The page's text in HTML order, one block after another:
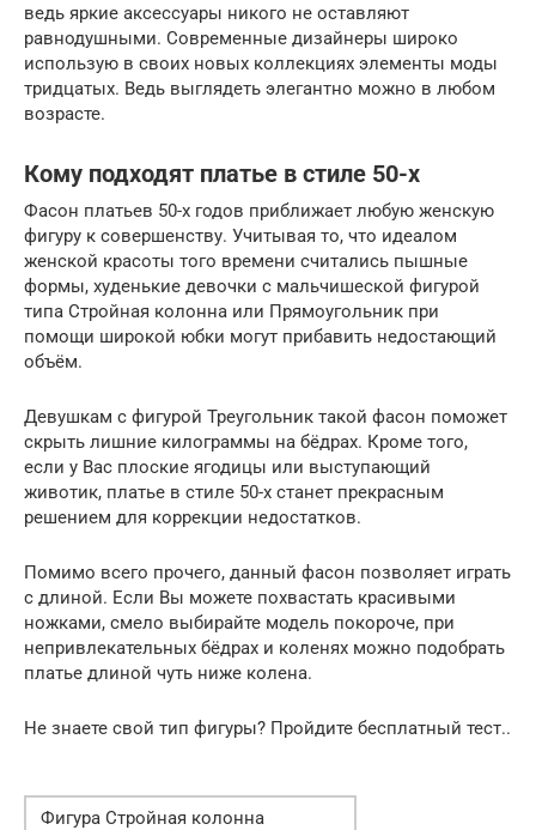
ведь яркие аксессуары никого не оставляют
равнодушными. Современные дизайнеры широко
использую в своих новых коллекциях элементы моды
тридцатых. Ведь выглядеть элегантно можно в любом
возрасте.
Кому подходят платье в стиле 50-х
Фасон платьев 50-х годов приближает любую женскую
фигуру к совершенству. Учитывая то, что идеалом
женской красоты того времени считались пышные
формы, худенькие девочки с мальчишеской фигурой
типа Стройная колонна или Прямоугольник при
помощи широкой юбки могут прибавить недостающий
объём.
Девушкам с фигурой Треугольник такой фасон поможет
скрыть лишние килограммы на бёдрах. Кроме того,
если у Вас плоские ягодицы или выступающий
животик, платье в стиле 50-х станет прекрасным
решением для коррекции недостатков.
Помимо всего прочего, данный фасон позволяет играть
с длиной. Если Вы можете похвастать красивыми
ножками, смело выбирайте модель покороче, при
непривлекательных бёдрах и коленях можно подобрать
платье длиной чуть ниже колена.
Не знаете свой тип фигуры? Пройдите бесплатный тест..
Фигура Стройная колонна